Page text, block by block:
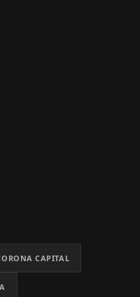
CAPITAL